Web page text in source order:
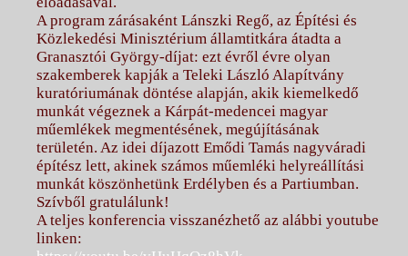
A program zárásaként Lánszki Regő, az Építési és
Közlekedési Minisztérium államtitkára átadta a
Granasztói György-díjat: ezt évről évre olyan
szakemberek kapják a Teleki László Alapítvány
kuratóriumának döntése alapján, akik kiemelkedő
munkát végeznek a Kárpát-medencei magyar
műemlékek megmentésének, megújításának
területén. Az idei díjazott Emődi Tamás nagyváradi
építész lett, akinek számos műemléki helyreállítási
munkát köszönhetünk Erdélyben és a Partiumban.
Szívből gratulálunk!
A teljes konferencia visszanézhető az alábbi youtube
linken: